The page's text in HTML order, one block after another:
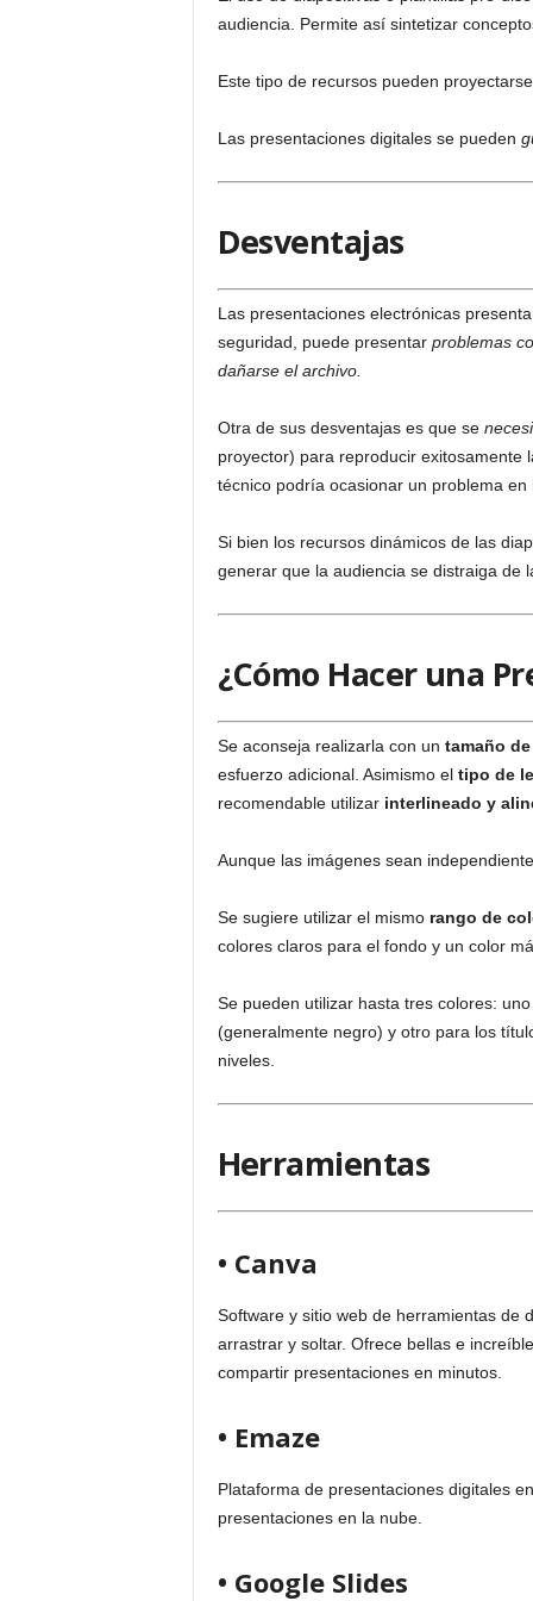
audiencia. Permite así sintetizar
Este tipo de recursos pueden
Las presentaciones digitales se pueden
Desventajas
Las presentaciones electrónicas
seguridad, puede presentar problemas
dañarse el archivo.
Otra de sus desventajas es que se
proyector) para reproducir exitosamente
técnico podría ocasionar un problema
Si bien los recursos dinámicos de las
generar que la audiencia se distraiga de
¿Cómo Hacer una
Se aconseja realizarla con un tamaño
esfuerzo adicional. Asimismo el tipo de
recomendable utilizar interlineado y
Aunque las imágenes sean
Se sugiere utilizar el mismo rango de
colores claros para el fondo y un color
Se pueden utilizar hasta tres colores:
(generalmente negro) y otro para los
niveles.
Herramientas
• Canva
Software y sitio web de herramientas de
arrastrar y soltar. Ofrece bellas e
compartir presentaciones en minutos.
• Emaze
Plataforma de presentaciones digitales
presentaciones en la nube.
• Google Slides